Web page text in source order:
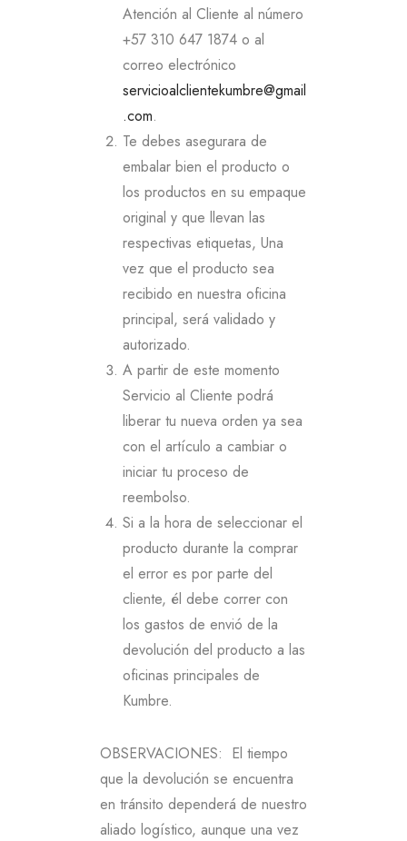
Atención al Cliente al número
+57 310 647 1874 o al
correo electrónico
servicioalclientekumbre@gmail
.com.
Te debes asegurara de
embalar bien el producto o
los productos en su empaque
original y que llevan las
respectivas etiquetas, Una
vez que el producto sea
recibido en nuestra oficina
principal, será validado y
autorizado.
A partir de este momento
Servicio al Cliente podrá
liberar tu nueva orden ya sea
con el artículo a cambiar o
iniciar tu proceso de
reembolso.
Si a la hora de seleccionar el
producto durante la comprar
el error es por parte del
cliente, él debe correr con
los gastos de envió de la
devolución del producto a las
oficinas principales de
Kumbre.
OBSERVACIONES: El tiempo
que la devolución se encuentra
en tránsito dependerá de nuestro
aliado logístico, aunque una vez